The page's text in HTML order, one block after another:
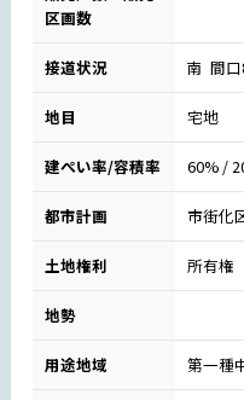
区画数
接道状況 南 間
地目 宅地
建ぺい率/容積率 60% /
都市計画 市街化
土地権利 所有権
地勢
用途地域 第一種